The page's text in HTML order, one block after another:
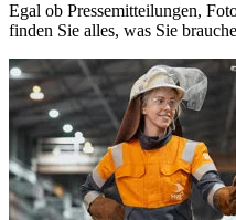
Egal ob Pressemitteilungen,
finden Sie alles, was Sie